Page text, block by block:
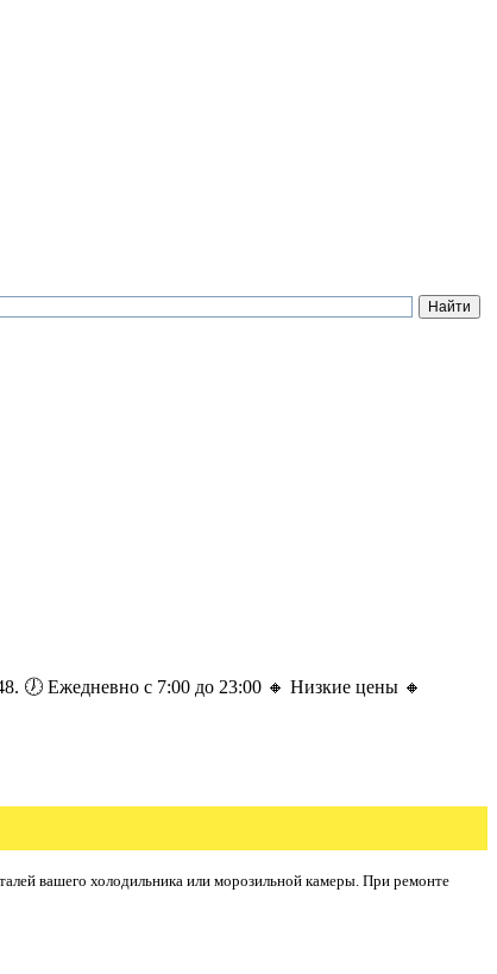
🕖 Ежедневно с 7:00 до 23:00 🔸 Низкие цены 🔸
вашего холодильника или морозильной камеры. При ремонте